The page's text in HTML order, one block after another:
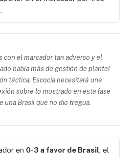
con el marcador tan adverso y el
habla más de gestión de plantel
táctica. Escocia necesitará una
sobre lo mostrado en esta fase
una Brasil que no dio tregua.
en 0-3 a favor de Brasil , el